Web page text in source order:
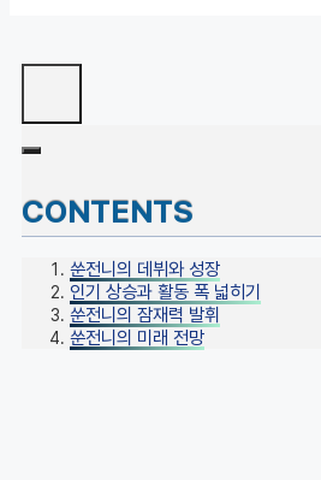
CONTENTS
쑨전니의 데뷔와 성장
인기 상승과 활동 폭 넓히기
쑨전니의 잠재력 발휘
쑨전니의 미래 전망